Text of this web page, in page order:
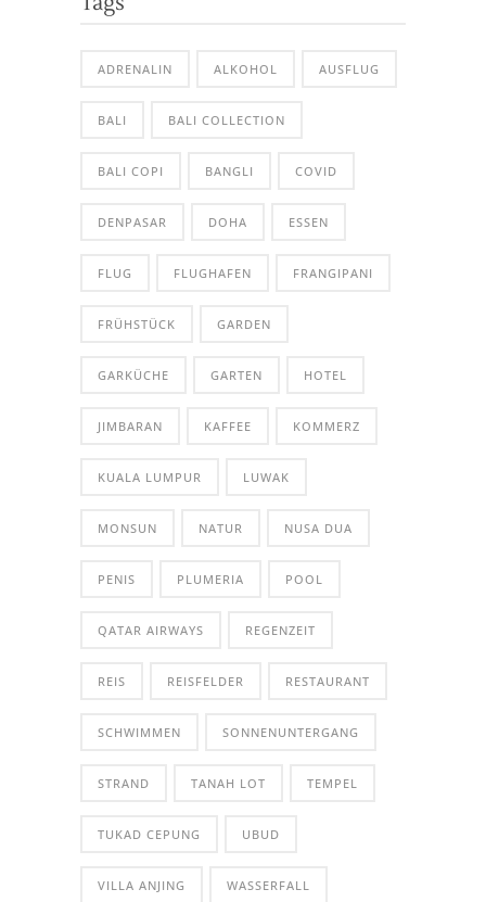
ADRENALIN ALKOHOL AUSFLUG
BALI BALI COLLECTION
BALI COPI BANGLI COVID
DENPASAR DOHA ESSEN
FLUG FLUGHAFEN FRANGIPANI
FRÜHSTÜCK GARDEN
GARKÜCHE GARTEN HOTEL
JIMBARAN KAFFEE KOMMERZ
KUALA LUMPUR LUWAK
MONSUN NATUR NUSA DUA
PENIS PLUMERIA POOL
QATAR AIRWAYS REGENZEIT
REIS REISFELDER RESTAURANT
SCHWIMMEN SONNENUNTERGANG
STRAND TANAH LOT TEMPEL
TUKAD CEPUNG UBUD
VILLA ANJING WASSERFALL